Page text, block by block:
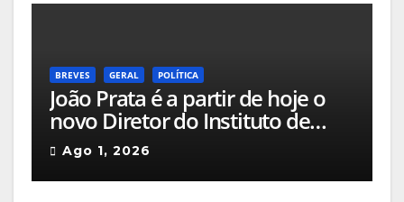
BREVES GERAL POLÍTICA
João Prata é a partir de hoje o
novo Diretor do Instituto de
Emprego e Formação
Profissional da Guarda
Ago 1, 2026